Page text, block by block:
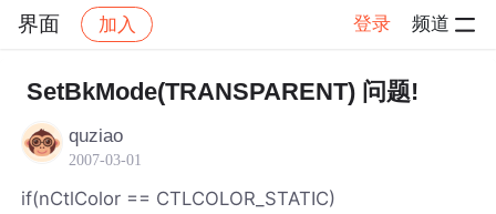
界面 加入 登录 频道
社区 界面
SetBkMode(TRANSPARENT) 问题!
quziao
2007-03-01
if(nCtlColor == CTLCOLOR_STATIC)